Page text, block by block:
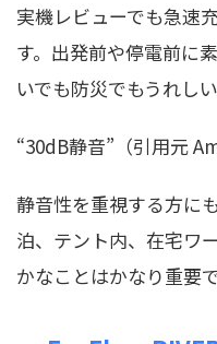
実機レビューでも急速
す。出発前や停電前に
いでも防災でもうれし
“30dB静音”（引用元
静音性を重視する方に
泊、テント内、在宅ワ
かなことはかなり重要で